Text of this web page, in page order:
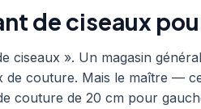
de ciseaux
ciseaux ». Un magasin
de couture. Mais le maître —
couture de 20 cm pour